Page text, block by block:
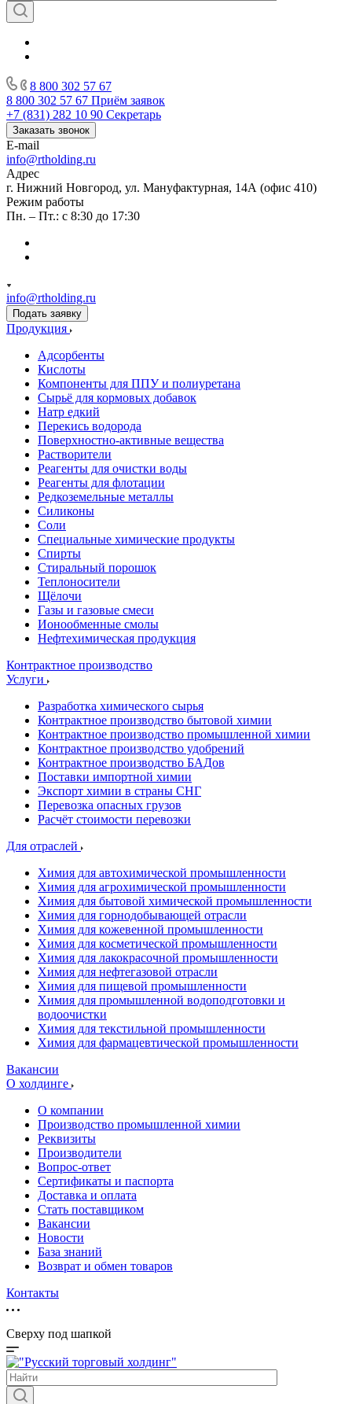
8 800 302 57 67
8 800 302 57 67 Приём заявок
+7 (831) 282 10 90 Секретарь
Заказать звонок
E-mail
info@rtholding.ru
Адрес
г. Нижний Новгород, ул. Мануфактурная, 14А (офис 410)
Режим работы
Пн. – Пт.: с 8:30 до 17:30
info@rtholding.ru
Подать заявку
Продукция
Адсорбенты
Кислоты
Компоненты для ППУ и полиуретана
Сырьё для кормовых добавок
Натр едкий
Перекись водорода
Поверхностно-активные вещества
Растворители
Реагенты для очистки воды
Реагенты для флотации
Редкоземельные металлы
Силиконы
Соли
Специальные химические продукты
Спирты
Стиральный порошок
Теплоносители
Щёлочи
Газы и газовые смеси
Ионообменные смолы
Нефтехимическая продукция
Контрактное производство
Услуги
Разработка химического сырья
Контрактное производство бытовой химии
Контрактное производство промышленной химии
Контрактное производство удобрений
Контрактное производство БАДов
Поставки импортной химии
Экспорт химии в страны СНГ
Перевозка опасных грузов
Расчёт стоимости перевозки
Для отраслей
Химия для автохимической промышленности
Химия для агрохимической промышленности
Химия для бытовой химической промышленности
Химия для горнодобывающей отрасли
Химия для кожевенной промышленности
Химия для косметической промышленности
Химия для лакокрасочной промышленности
Химия для нефтегазовой отрасли
Химия для пищевой промышленности
Химия для промышленной водоподготовки и
водоочистки
Химия для текстильной промышленности
Химия для фармацевтической промышленности
Вакансии
О холдинге
О компании
Производство промышленной химии
Реквизиты
Производители
Вопрос-ответ
Сертификаты и паспорта
Доставка и оплата
Стать поставщиком
Вакансии
Новости
База знаний
Возврат и обмен товаров
Контакты
Сверху под шапкой